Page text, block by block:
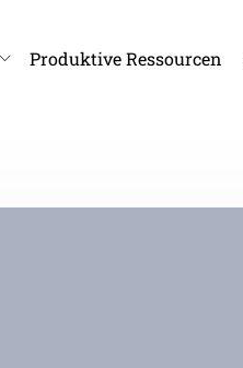
Produktive Ressourcen